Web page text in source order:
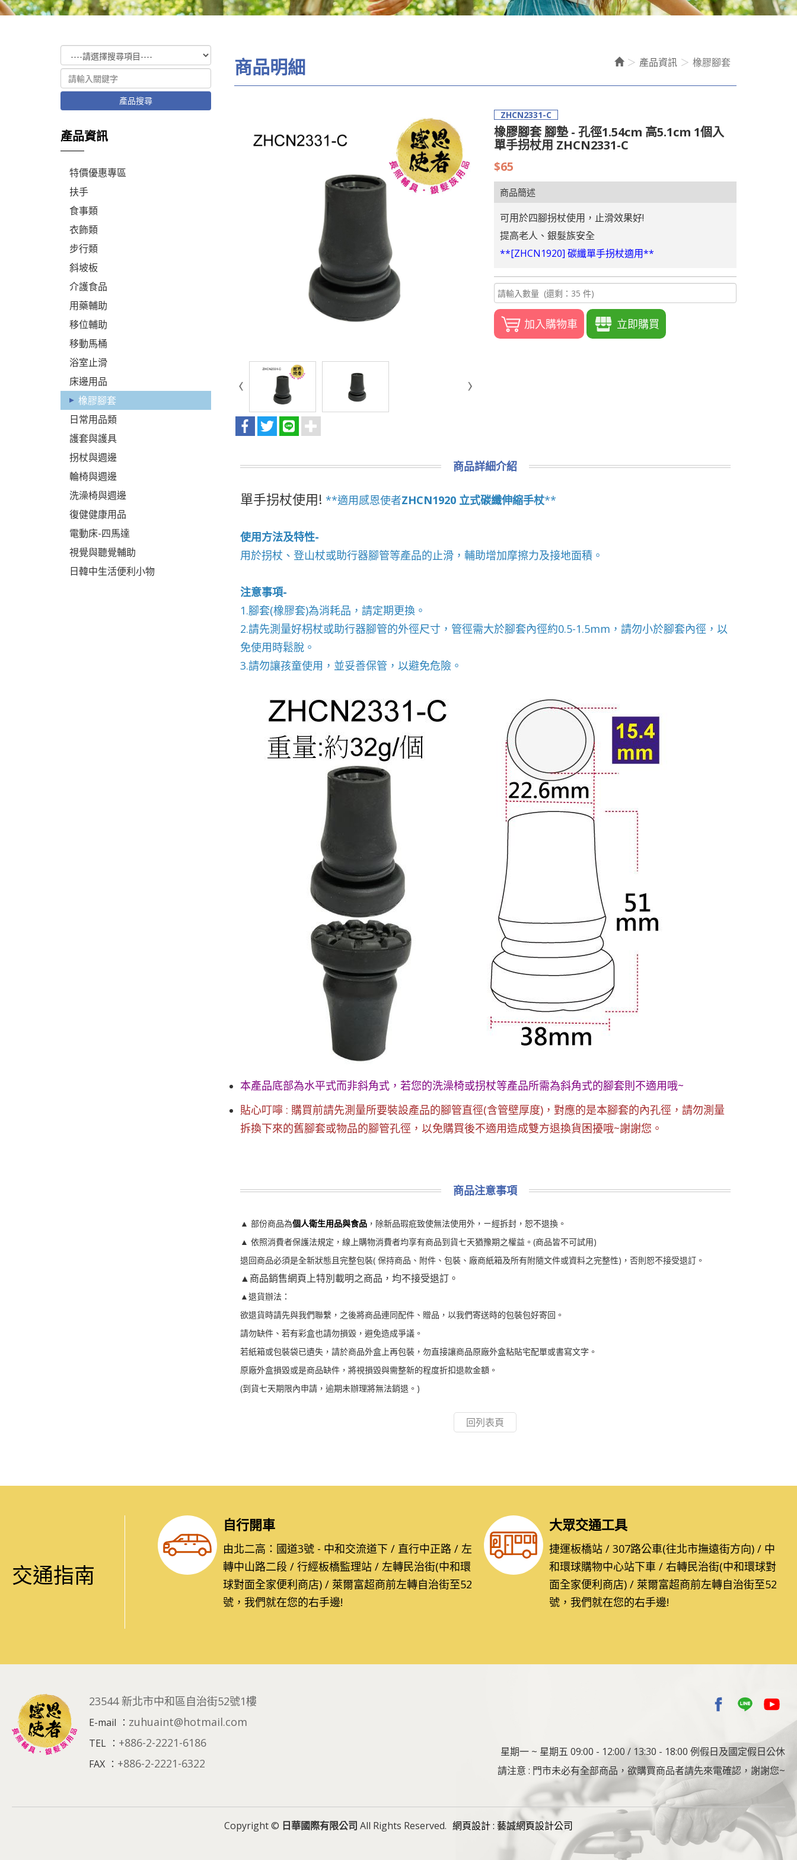
產品搜尋
產品資訊
特價優惠專區
扶手
食事類
衣飾類
步行類
斜坡板
介護食品
用藥輔助
移位輔助
移動馬桶
浴室止滑
床邊用品
橡膠腳套
日常用品類
護套與護具
拐杖與週邊
輪椅與週邊
洗澡椅與週邊
復健健康用品
電動床-四馬達
視覺與聽覺輔助
日韓中生活便利小物
產品資訊 橡膠腳套
商品明細
ZHCN2331-C
橡膠腳套 腳墊 - 孔徑1.54cm 高5.1cm 1個入
單手拐杖用 ZHCN2331-C
$65
商品簡述
可用於四腳拐杖使用，止滑效果好!
提高老人、銀髮族安全
**[ZHCN1920] 碳纖單手拐杖適用**
加入購物車 立即購買
商品詳細介紹
單手拐杖使用! **適用感恩使者ZHCN1920 立式碳纖伸縮手杖**
使用方法及特性-
用於拐杖、登山杖或助行器腳管等產品的止滑，輔助增加摩擦力及接地面積。
注意事項-
1.腳套(橡膠套)為消耗品，請定期更換。
2.請先測量好枴杖或助行器腳管的外徑尺寸，管徑需大於腳套內徑約0.5-1.5mm，請勿小於腳套內徑，以
免使用時鬆脫。
3.請勿讓孩童使用，並妥善保管，以避免危險。
本產品底部為水平式而非斜角式，若您的洗澡椅或拐杖等產品所需為斜角式的腳套則不適用哦~
貼心叮嚀 : 購買前請先測量所要裝設產品的腳管直徑(含管壁厚度)，對應的是本腳套的內孔徑，請勿測量
拆換下來的舊腳套或物品的腳管孔徑，以免購買後不適用造成雙方退換貨困擾哦~謝謝您。
商品注意事項
▲ 部份商品為個人衛生用品與食品，除新品瑕疪致使無法使用外，ㄧ經拆封，恕不退換。
▲ 依照消費者保護法規定，線上購物消費者均享有商品到貨七天猶豫期之權益。(商品皆不可試用)
退回商品必須是全新狀態且完整包裝( 保持商品、附件、包裝、廠商紙箱及所有附隨文件或資料之完整性)，否則恕不接受退訂。
▲商品銷售網頁上特別載明之商品，均不接受退訂。
▲退貨辦法：
欲退貨時請先與我們聯繫，之後將商品連同配件、贈品，以我們寄送時的包裝包好寄回。
請勿缺件、若有彩盒也請勿損毀，避免造成爭議。
若紙箱或包裝袋已遺失，請於商品外盒上再包裝，勿直接讓商品原廠外盒粘貼宅配單或書寫文字。
原廠外盒損毀或是商品缺件，將視損毀與需整新的程度折扣退款金額。
(到貨七天期限內申請，逾期未辦理將無法銷退。)
回列表頁
交通指南
自行開車
由北二高：國道3號 - 中和交流道下 / 直行中正路 / 左
轉中山路二段 / 行經板橋監理站 / 左轉民治街(中和環
球對面全家便利商店) / 萊爾富超商前左轉自治街至52
號，我們就在您的右手邊!
大眾交通工具
捷運板橋站 / 307路公車(往北市撫遠街方向) / 中
和環球購物中心站下車 / 右轉民治街(中和環球對
面全家便利商店) / 萊爾富超商前左轉自治街至52
號，我們就在您的右手邊!
23544 新北市中和區自治街52號1樓
E-mail ： zuhuaint@hotmail.com
TEL ： +886-2-2221-6186
FAX ： +886-2-2221-6322
星期一 ~ 星期五 09:00 - 12:00 / 13:30 - 18:00 例假日及國定假日公休
請注意 : 門市未必有全部商品，欲購買商品者請先來電確認，謝謝您~
Copyright © 日華國際有限公司 All Rights Reserved. 網頁設計 : 藝誠網頁設計公司